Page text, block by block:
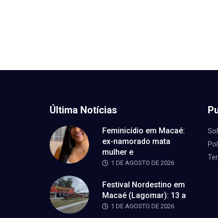
Última Notícias
Feminicídio em Macaé:
ex-namorado mata
mulher e
1 DE AGOSTO DE 2026
Festival Nordestino em
Macaé (Lagomar): 13 a
1 DE AGOSTO DE 2026